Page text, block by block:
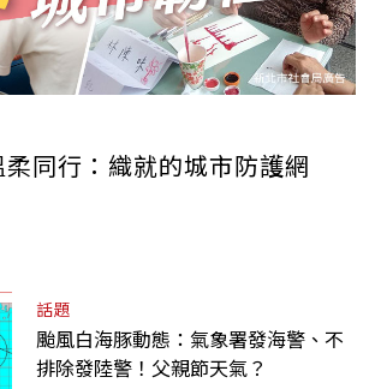
同行：織就的城市防護網
話題
颱風白海豚動態：氣象署發海警、不
排除發陸警！父親節天氣？